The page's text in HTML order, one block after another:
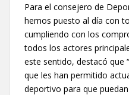
Para el consejero de
hemos puesto al día con
cumpliendo con los
todos los actores
este sentido, destacó que
que les han permitido
deportivo para que